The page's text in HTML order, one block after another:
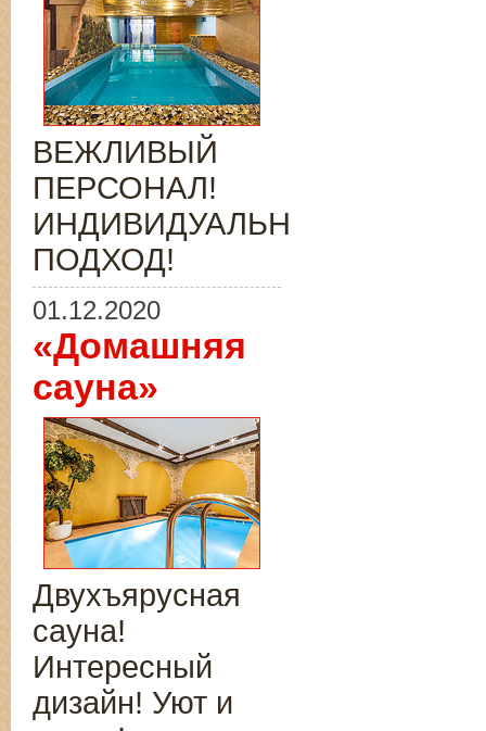
ВЕЖЛИВЫЙ
ПЕРСОНАЛ!
ИНДИВИДУАЛЬНЫЙ
ПОДХОД!
01.12.2020
«Домашняя
сауна»
Двухъярусная
сауна!
Интересный
дизайн! Уют и